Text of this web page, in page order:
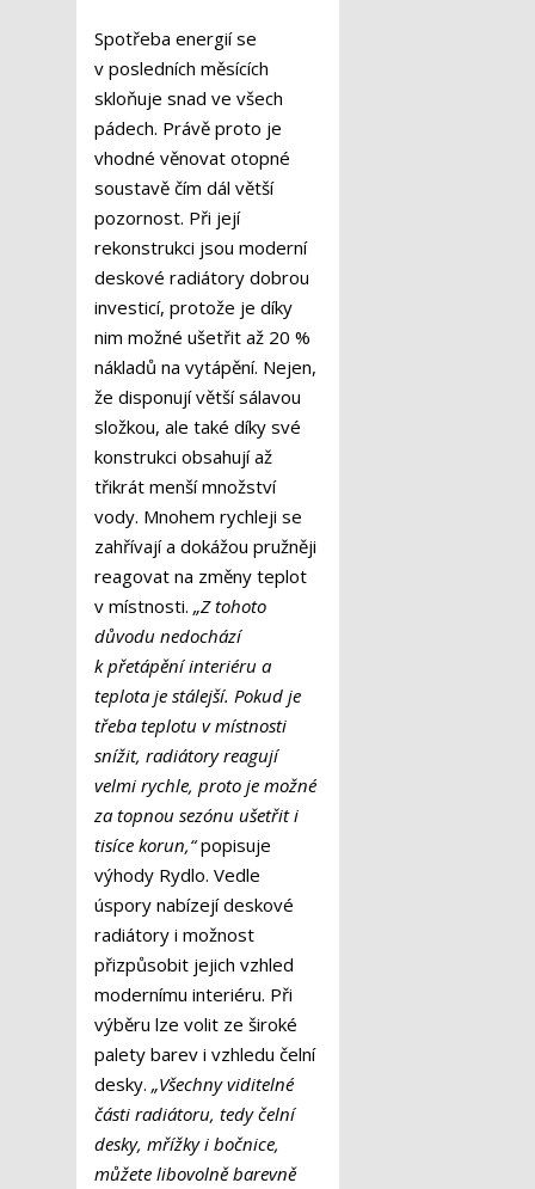
Spotřeba energií se
v posledních měsících
skloňuje snad ve všech
pádech. Právě proto je
vhodné věnovat otopné
soustavě čím dál větší
pozornost. Při její
rekonstrukci jsou moderní
deskové radiátory dobrou
investicí, protože je díky
nim možné ušetřit až 20 %
nákladů na vytápění. Nejen,
že disponují větší sálavou
složkou, ale také díky své
konstrukci obsahují až
třikrát menší množství
vody. Mnohem rychleji se
zahřívají a dokážou pružněji
reagovat na změny teplot
v místnosti. „Z tohoto
důvodu nedochází
k přetápění interiéru a
teplota je stálejší. Pokud je
třeba teplotu v místnosti
snížit, radiátory reagují
velmi rychle, proto je možné
za topnou sezónu ušetřit i
tisíce korun,“popisuje
výhody Rydlo. Vedle
úspory nabízejí deskové
radiátory i možnost
přizpůsobit jejich vzhled
modernímu interiéru. Při
výběru lze volit ze široké
palety barev i vzhledu čelní
desky. „Všechny viditelné
části radiátoru, tedy čelní
desky, mřížky i bočnice,
můžete libovolně barevně